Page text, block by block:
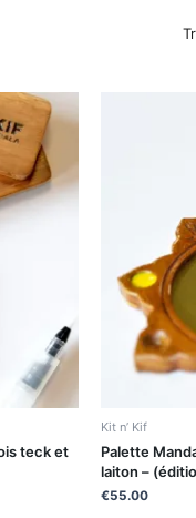
teck et
Kit n’ Kif
Palette
laiton –
€55.00